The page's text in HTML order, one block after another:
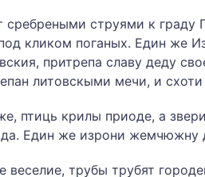
сребреными струями к
кликом поганых. Един же
притрепа славу деду
литовскыми мечи, и
птиць крилы приоде, а
Един же изрони жемчюжну
веселие, трубы трубят